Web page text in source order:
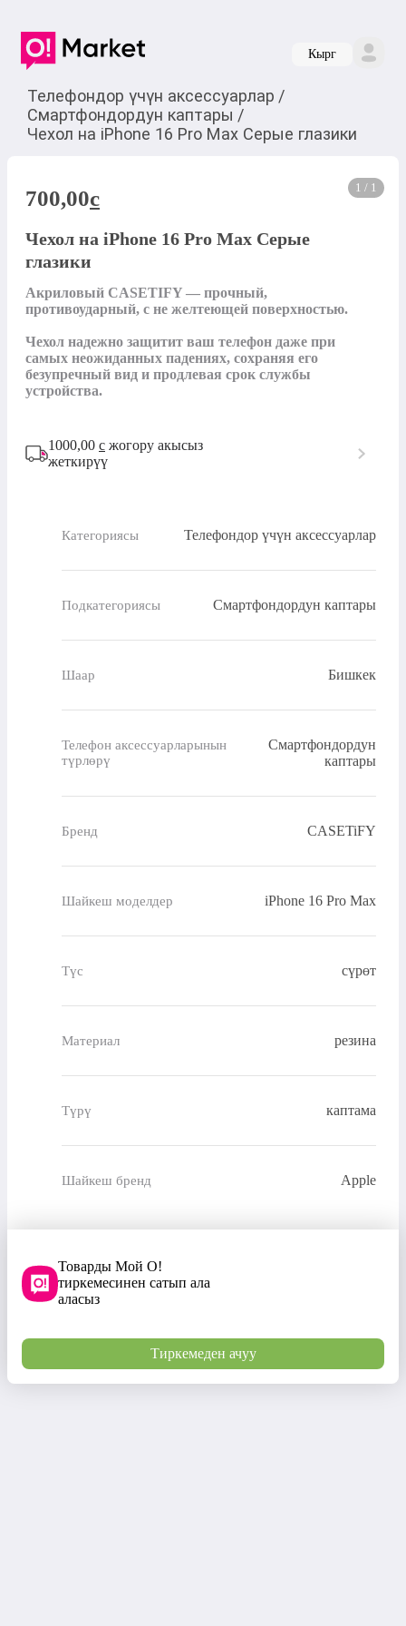
Кырг
Телефондор үчүн аксессуарлар /
Смартфондордун каптары /
Чехол на iPhone 16 Pro Max Серые глазики
1 / 1
700,00c
Чехол на iPhone 16 Pro Max Серые
глазики
Акриловый CASETIFY — прочный,
противоударный, с не желтеющей поверхностью.
Чехол надежно защитит ваш телефон даже при
самых неожиданных падениях, сохраняя его
безупречный вид и продлевая срок службы
устройства.
1000,00 с жогору акысыз
жеткирүү
Категориясы Телефондор үчүн аксессуарлар
Подкатегориясы Смартфондордун каптары
Шаар Бишкек
Телефон аксессуарларынын
түрлөрү
Смартфондордун
каптары
Бренд CASETiFY
Шайкеш моделдер iPhone 16 Pro Max
Түс сүрөт
Материал резина
Түрү каптама
Шайкеш бренд Apple
Товарды Мой О!
тиркемесинен сатып ала
аласыз
Тиркемеден ачуу